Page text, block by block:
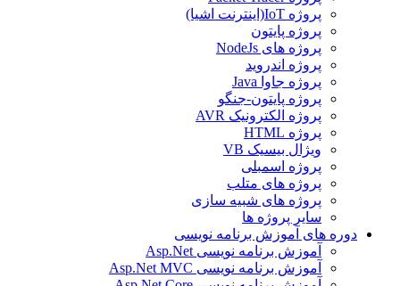
پروژه IoT(اینترنت اشیا)
پروژه پایتون
پروژه های NodeJs
پروژه اندروید
پروژه جاوا Java
پروژه پایتون-جنگو
پروژه الکترونیک AVR
پروژه HTML
ویژال بیسیک VB
پروژه اسمبلی
پروژه های متلب
پروژه های شبیه سازی
سایر پروژه ها
دوره های آموزش برنامه نویسی
آموزش برنامه نویسی Asp.Net
آموزش برنامه نویسی Asp.Net MVC